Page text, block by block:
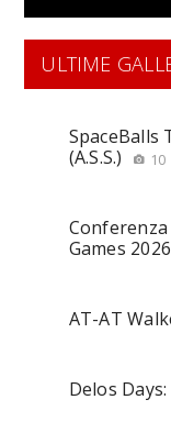
ULTIME
SpaceBalls
(A.S.S.)
10
Conferenza
Games 2026
AT-AT
Delos